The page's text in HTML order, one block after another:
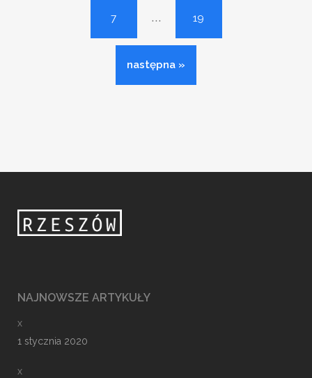
7 ... 19
następna »
NAJNOWSZE ARTYKUŁY
x
1 stycznia 2020
x